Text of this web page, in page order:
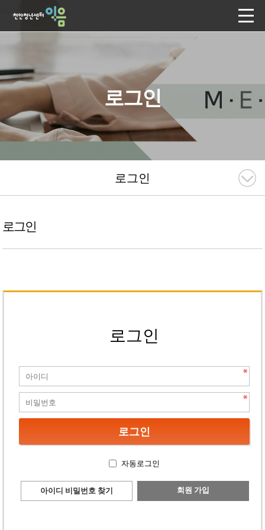
로그인
로그인
로그인
로그인
자동로그인
아이디 비밀번호 찾기 회원 가입